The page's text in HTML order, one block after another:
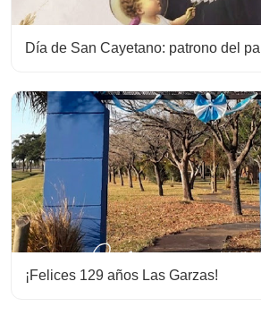
Día de San Cayetano: patrono del
¡Felices 129 años Las Garzas!